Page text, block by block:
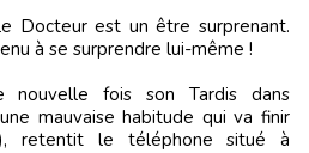
à se surprendre lui-même !
nouvelle fois son Tardis dans
mauvaise habitude qui va finir
retentit le téléphone situé à